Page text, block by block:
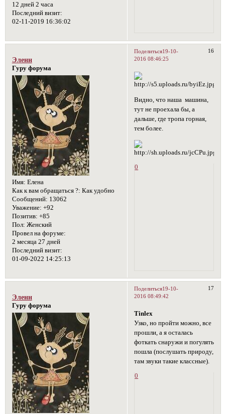
12 дней 2 часа
Последний визит:
02-11-2019 16:36:02
Поделиться 16
19-10-
2016 08:46:25
Эленн
Гуру форума
Имя: Елена
Как к вам обращаться ?: Как удобно
Сообщений: 13062
Уважение: +92
Позитив: +85
Пол: Женский
Провел на форуме:
2 месяца 27 дней
Последний визит:
01-09-2022 14:25:13
Видно, что наша машина,
тут не проехала бы, а
дальше, где тропа горная,
тем более.
0
Поделиться 17
19-10-
2016 08:49:42
Эленн
Гуру форума
Tinlex
Узко, но пройти можно, все
прошли, а я осталась
фоткать снаружи и погулять
пошла (послушать природу,
там звуки такие классные).
0